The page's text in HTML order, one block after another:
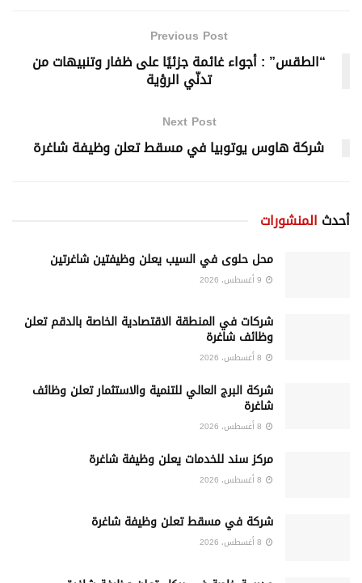
Previous Post
“الطقس” : أجواء غائمة جزئيًا على ظفار وتنبيهات من
تدنّي الرؤية
Next Post
شركة هاوس يوتوبيا في مسقط تعلن وظيفة شاغرة
أحدث المنشورات
محل حلوى في السيب يعلن وظيفتين شاغرتين
شركات في المنطقة الاقتصادية الخاصة بالدقم تعلن
وظائف شاغرة
شركة البرج العالي للتنمية والاستثمار تعلن وظائف
شاغرة
مركز سند للخدمات يعلن وظيفة شاغرة
شركة في مسقط تعلن وظيفة شاغرة